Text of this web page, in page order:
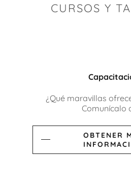
CURSOS Y
¿Qué maravillas
Comunícalo
OBTENER